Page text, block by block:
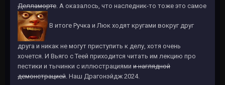
Делламорте . А оказалось, что наследник-то тоже это самое
В итоге Ручка и Люк ходят кругами вокруг друг
друга и никак не могут приступить к делу, хотя очень
хочется. И Вьяго с Теей приходится читать им лекцию про
пестики и тычинки с иллюстрациями и наглядной
демонстрацией . Наш Драгонэйдж 2024.